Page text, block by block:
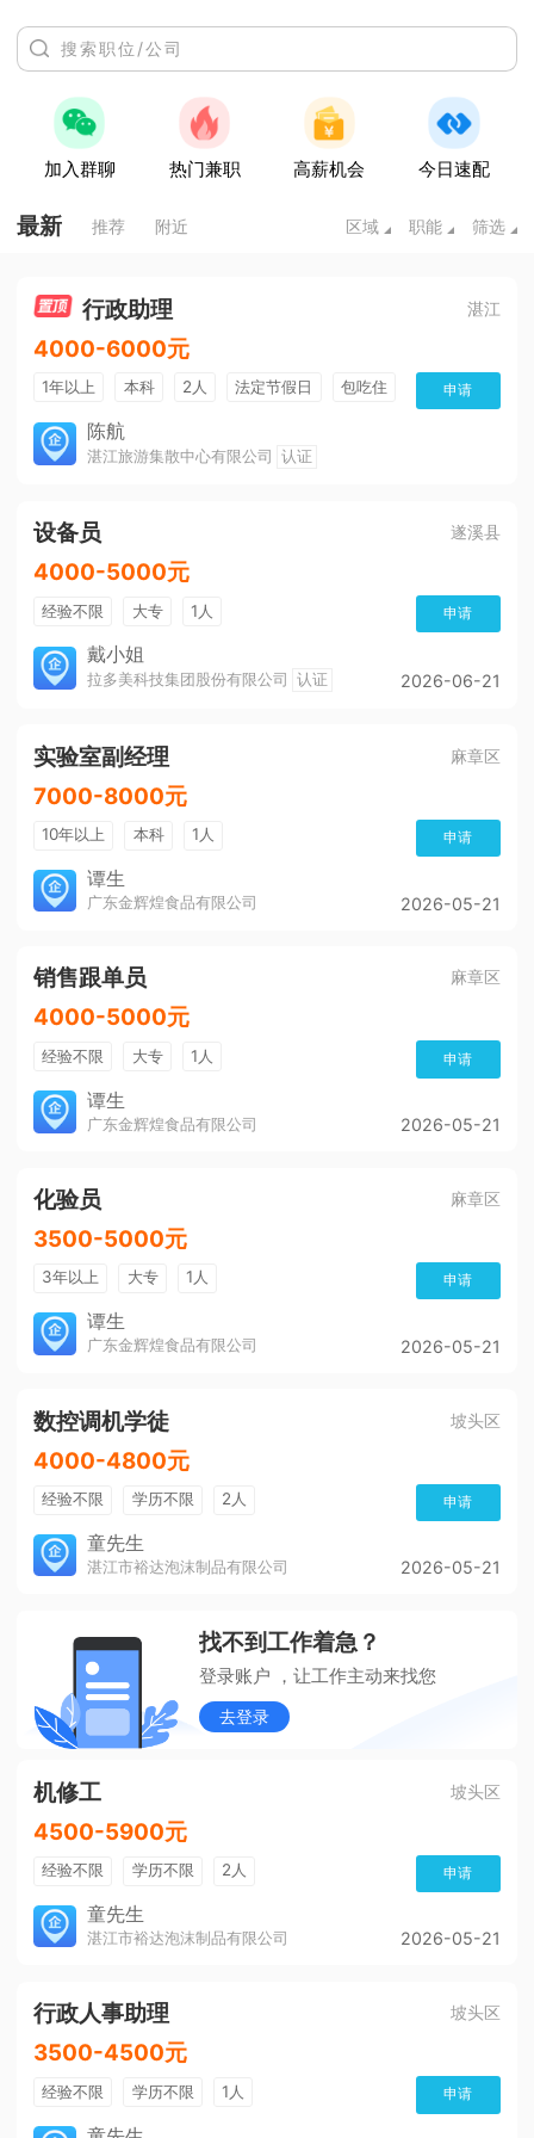
加入群聊 热门兼职 高薪机会 今日速配
最新 推荐 附近 区域 职能 筛选
行政助理 湛江
4000-6000元
1年以上 本科 2人 法定节假日
包吃住
五险一金
申请
陈航
湛江旅游集散中心有限公司 认证
设备员 遂溪县
4000-5000元
经验不限 大专 1人 申请
戴小姐
拉多美科技集团股份有限公司 认证 2026-06-21
实验室副经理 麻章区
7000-8000元
10年以上 本科 1人 申请
谭生
广东金辉煌食品有限公司 2026-05-21
销售跟单员 麻章区
4000-5000元
经验不限 大专 1人 申请
谭生
广东金辉煌食品有限公司 2026-05-21
化验员 麻章区
3500-5000元
3年以上 大专 1人 申请
谭生
广东金辉煌食品有限公司 2026-05-21
数控调机学徒 坡头区
4000-4800元
经验不限 学历不限 2人 申请
童先生
湛江市裕达泡沫制品有限公司 2026-05-21
找不到工作着急？
登录账户 ，让工作主动来找您
去登录
机修工 坡头区
4500-5900元
经验不限 学历不限 2人 申请
童先生
湛江市裕达泡沫制品有限公司 2026-05-21
行政人事助理 坡头区
3500-4500元
经验不限 学历不限 1人 申请